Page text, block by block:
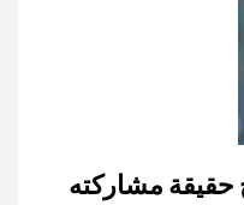
حقيقة مشاركته